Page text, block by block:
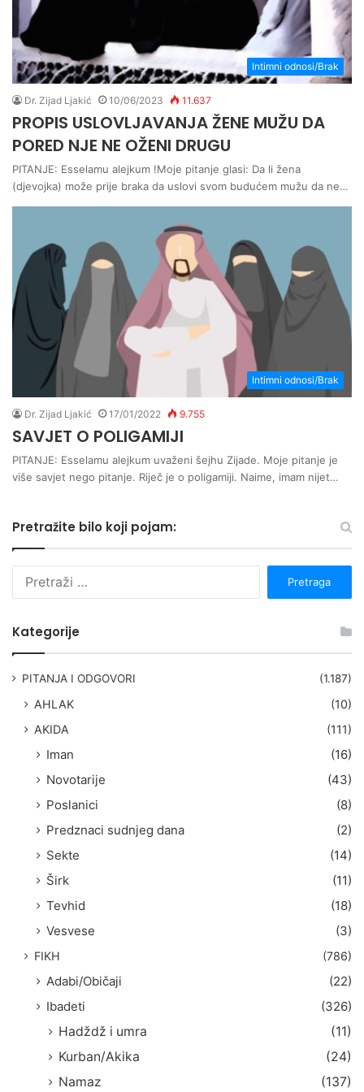
Intimni odnosi/Brak
Dr. Zijad Ljakić 10/06/2023 11.637
PROPIS USLOVLJAVANJA ŽENE MUŽU DA
PORED NJE NE OŽENI DRUGU
PITANJE: Esselamu alejkum !Moje pitanje glasi: Da li žena
(djevojka) može prije braka da uslovi svom budućem mužu da ne…
Intimni odnosi/Brak
Dr. Zijad Ljakić 17/01/2022 9.755
SAVJET O POLIGAMIJI
PITANJE: Esselamu alejkum uvaženi šejhu Zijade. Moje pitanje je
više savjet nego pitanje. Riječ je o poligamiji. Naime, imam nijet…
Pretražite bilo koji pojam:
Kategorije
PITANJA I ODGOVORI (1.187)
AHLAK
(10)
AKIDA
(111)
Iman
(16)
Novotarije
(43)
Poslanici
(8)
Predznaci sudnjeg dana
(2)
Sekte
(14)
Širk
(11)
Tevhid
(18)
Vesvese
(3)
FIKH (786)
Adabi/Običaji
(22)
Ibadeti
(326)
Hadždž i umra
(11)
Kurban/Akika
(24)
Namaz
(137)